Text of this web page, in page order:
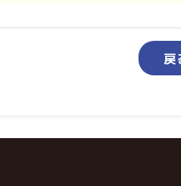
戻